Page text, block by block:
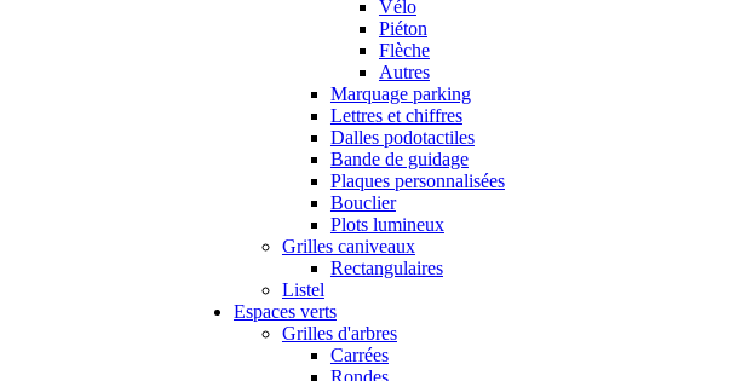
Vélo
Piéton
Flèche
Autres
Marquage parking
Lettres et chiffres
Dalles podotactiles
Bande de guidage
Plaques personnalisées
Bouclier
Plots lumineux
Grilles caniveaux
Rectangulaires
Listel
Espaces verts
Grilles d'arbres
Carrées
Rondes